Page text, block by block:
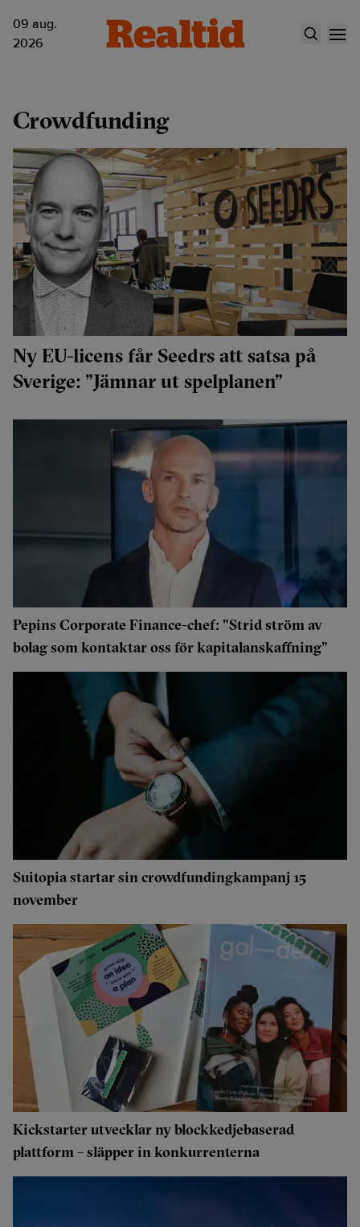
09 aug.
2026
Crowdfunding
Ny EU-licens får Seedrs att satsa på
Sverige: ”Jämnar ut spelplanen”
Pepins Corporate Finance-chef: "Strid ström av
bolag som kontaktar oss för kapitalanskaffning"
Suitopia startar sin crowdfundingkampanj 15
november
Kickstarter utvecklar ny blockkedjebaserad
plattform – släpper in konkurrenterna